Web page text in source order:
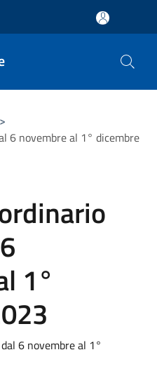
>
6 novembre al 1° dicembre
1°
6 novembre al 1°